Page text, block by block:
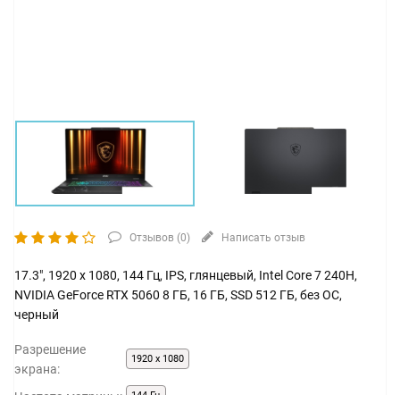
Отзывов (0) Написать отзыв
17.3", 1920 x 1080, 144 Гц, IPS, глянцевый, Intel Core 7 240H,
NVIDIA GeForce RTX 5060 8 ГБ, 16 ГБ, SSD 512 ГБ, без ОС,
черный
Разрешение
экрана:
1920 x 1080